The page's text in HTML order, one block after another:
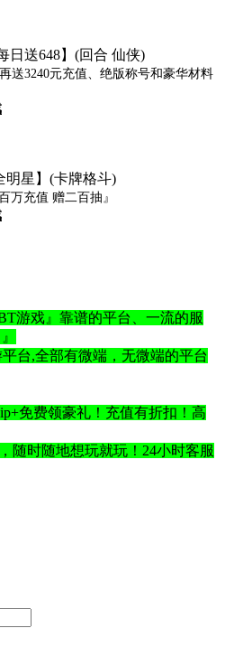
日送648】(回合 仙侠)
送3240元充值、绝版称号和豪华材料
明星】(卡牌格斗)
万充值 赠二百抽』
游戏』靠谱的平台、一流的服
平台,全部有微端，无微端的平台
免费领豪礼！充值有折扣！高
随时随地想玩就玩！24小时客服